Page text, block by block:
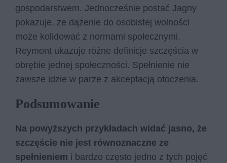
gospodarstwem. Jednocześnie postać Jagny
pokazuje, że dążenie do osobistej wolności
może kolidować z normami społecznymi.
Reymont ukazuje różne definicje szczęścia w
obrębie jednej społeczności. Spełnienie nie
zawsze idzie w parze z akceptacją otoczenia.
Podsumowanie
Na powyższych przykładach widać jasno, że
szczęście nie jest równoznaczne ze
spełnieniem i bardzo często jedno z tych pojęć